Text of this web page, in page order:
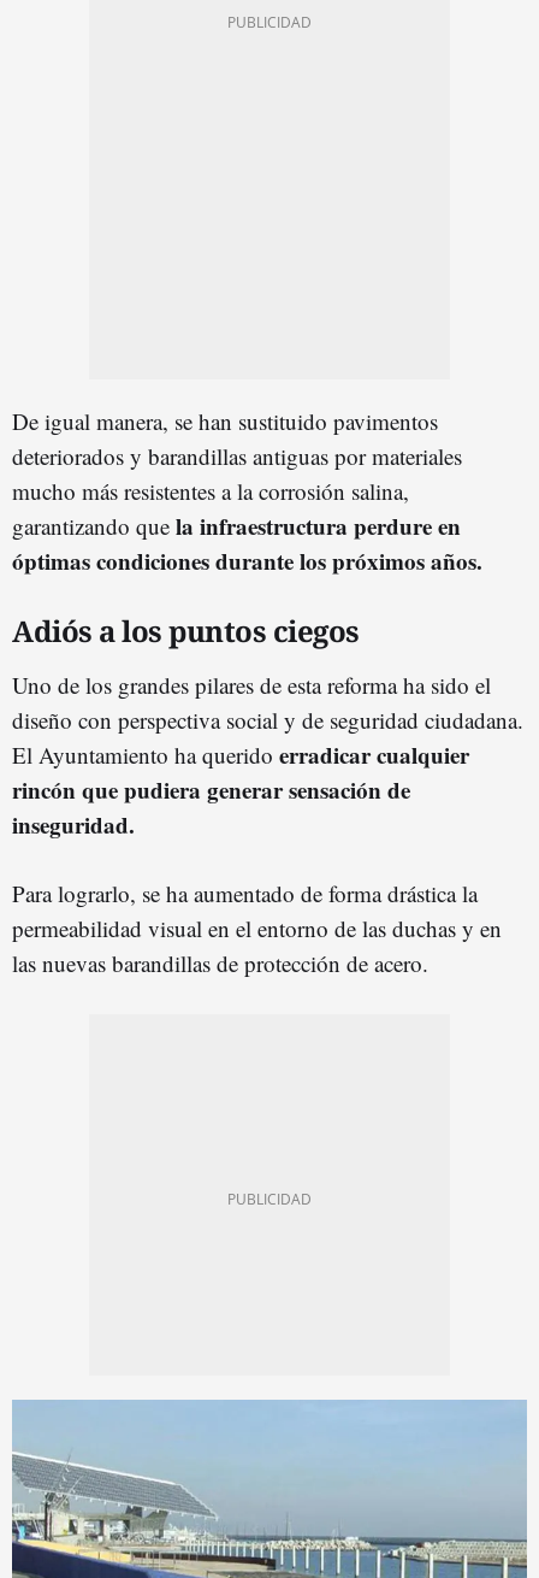
De igual manera, se han sustituido pavimentos
deteriorados y barandillas antiguas por materiales
mucho más resistentes a la corrosión salina,
garantizando que la infraestructura perdure en
óptimas condiciones durante los próximos años.
Adiós a los puntos ciegos
Uno de los grandes pilares de esta reforma ha sido el
diseño con perspectiva social y de seguridad ciudadana.
El Ayuntamiento ha querido erradicar cualquier
rincón que pudiera generar sensación de
inseguridad.
Para lograrlo, se ha aumentado de forma drástica la
permeabilidad visual en el entorno de las duchas y en
las nuevas barandillas de protección de acero.